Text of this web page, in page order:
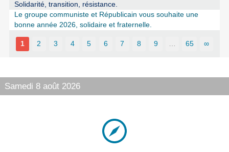
Solidarité, transition, résistance.
Le groupe communiste et Républicain vous souhaite une
bonne année 2026, solidaire et fraternelle.
1 2 3 4 5 6 7 8 9 65 ∞
Samedi 8 août 2026